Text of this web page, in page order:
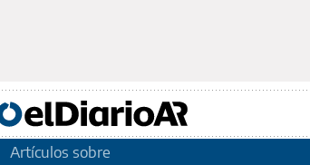
Artículos sobre